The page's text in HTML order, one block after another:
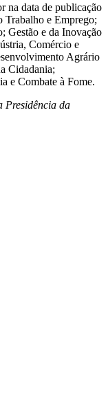
na data de publicação
Trabalho e Emprego;
Gestão e da Inovação
Comércio e
Agrário
Cidadania;
e Combate à Fome.
Presidência da